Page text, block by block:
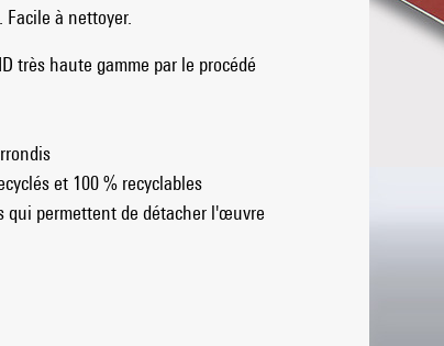
à nettoyer.
très haute gamme par le procédé
et 100 % recyclables
qui permettent de détacher l'œuvre